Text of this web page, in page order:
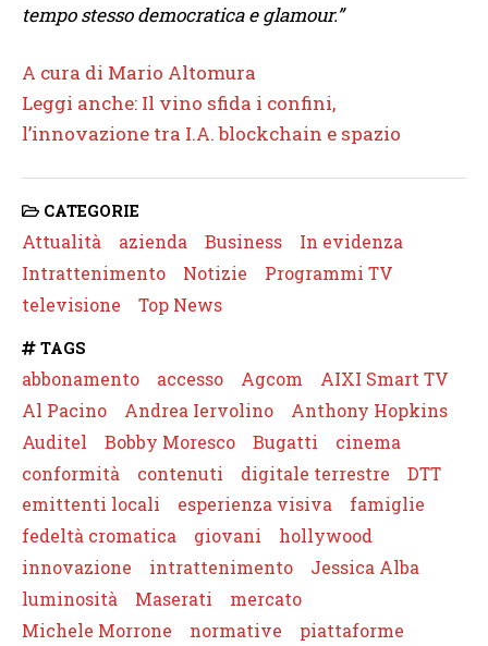
tempo stesso democratica e glamour.”
A cura di Mario Altomura
Leggi anche: Il vino sfida i confini,
l’innovazione tra I.A. blockchain e spazio
CATEGORIE
Attualità azienda Business
In evidenza
Intrattenimento
Notizie
Programmi TV
televisione
Top News
TAGS
abbonamento accesso Agcom
AIXI Smart TV
Al Pacino
Andrea Iervolino
Anthony Hopkins
Auditel
Bobby Moresco Bugatti
cinema
conformità
contenuti digitale terrestre
DTT
emittenti locali
esperienza visiva
famiglie
fedeltà cromatica
giovani
hollywood
innovazione
intrattenimento
Jessica Alba
luminosità
Maserati
mercato
Michele Morrone
normative
piattaforme